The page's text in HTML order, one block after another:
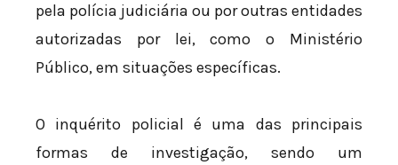
pela polícia judiciária ou por outras entidades
autorizadas por lei, como o Ministério
Público, em situações específicas.
O inquérito policial é uma das principais
formas de investigação, sendo um